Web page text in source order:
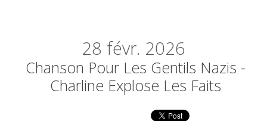
28 févr. 2026
Chanson Pour Les Gentils Nazis -
Charline Explose Les Faits